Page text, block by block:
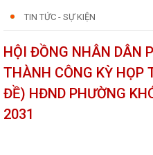
TIN TỨC - SỰ KIỆN
HỘI ĐỒNG NHÂN DÂN
THÀNH CÔNG KỲ HỌP
ĐỀ) HĐND PHƯỜNG
2031